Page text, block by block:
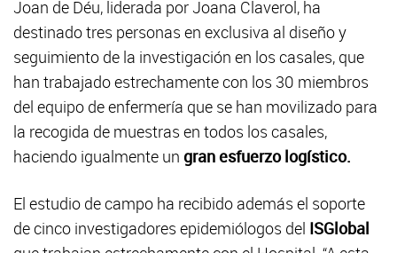
Joan de Déu, liderada por Joana Claverol, ha
destinado tres personas en exclusiva al diseño y
seguimiento de la investigación en los casales, que
han trabajado estrechamente con los 30 miembros
del equipo de enfermería que se han movilizado para
la recogida de muestras en todos los casales,
haciendo igualmente un gran esfuerzo logístico.
El estudio de campo ha recibido además el soporte
de cinco investigadores epidemiólogos del ISGlobal